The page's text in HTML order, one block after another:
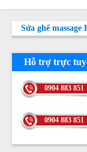
Sửa ghế
Hỗ trợ trực
0904 883 851
0904 883 851